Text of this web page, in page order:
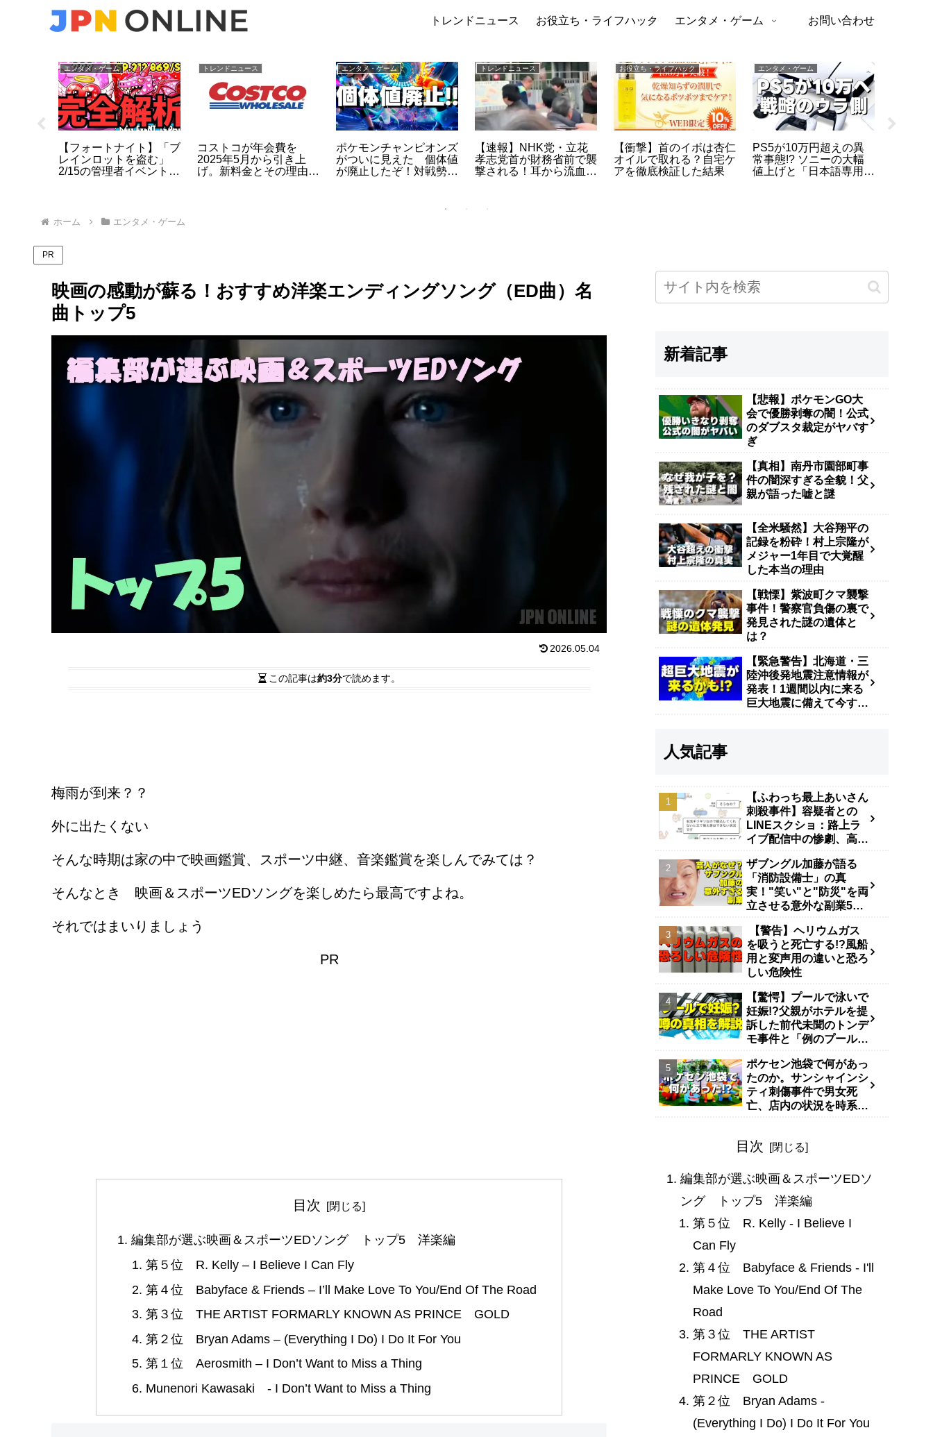
トレンドニュース お役立ち・ライフハック エンタメ・ゲーム お問い合わせ
エンタメ・ゲーム
【フォートナイト】「ブ
レインロットを盗む」
2/15の管理者イベントが
トレンドニュース
コストコが年会費を
2025年5月から引き上
げ。新料金とその理由と
エンタメ・ゲーム
ポケモンチャンピオンズ
がついに見えた 個体値
が廃止したぞ！対戦勢が
トレンドニュース
【速報】NHK党・立花
孝志党首が財務省前で襲
撃される！耳から流血も
危機
お役立ち・ライフハック
【衝撃】首のイボは杏仁
オイルで取れる？自宅ケ
アを徹底検証した結果
エンタメ・ゲーム
PS5が10万円超えの異
常事態!? ソニーの大幅
値上げと「日本語専用モ
ホーム エンタメ・ゲーム
PR
映画の感動が蘇る！おすすめ洋楽エンディングソング（ED曲）名
曲トップ5
2026.05.04
この記事は約3分で読めます。
梅雨が到来？？
外に出たくない
そんな時期は家の中で映画鑑賞、スポーツ中継、音楽鑑賞を楽しんでみては？
そんなとき 映画＆スポーツEDソングを楽しめたら最高ですよね。
それではまいりましょう
PR
目次
編集部が選ぶ映画＆スポーツEDソング トップ5 洋楽編
第５位 R. Kelly – I Believe I Can Fly
第４位 Babyface & Friends – I’ll Make Love To You/End Of The Road
第３位 THE ARTIST FORMARLY KNOWN AS PRINCE GOLD
第２位 Bryan Adams – (Everything I Do) I Do It For You
第１位 Aerosmith – I Don’t Want to Miss a Thing
Munenori Kawasaki - I Don’t Want to Miss a Thing
新着記事
【悲報】ポケモンGO大
会で優勝剥奪の闇！公式
のダブスタ裁定がヤバす
ぎ
【真相】南丹市園部町事
件の闇深すぎる全貌！父
親が語った嘘と謎
【全米騒然】大谷翔平の
記録を粉砕！村上宗隆が
メジャー1年目で大覚醒
した本当の理由
【戦慄】紫波町クマ襲撃
事件！警察官負傷の裏で
発見された謎の遺体と
は？
【緊急警告】北海道・三
陸沖後発地震注意情報が
発表！1週間以内に来る
巨大地震に備えて今すぐ
人気記事
【ふわっち最上あいさん
刺殺事件】容疑者との
LINEスクショ：路上ラ
イブ配信中の惨劇、高田
ザブングル加藤が語る
「消防設備士」の真
実！"笑い"と"防災"を両
立させる意外な副業5年
【警告】ヘリウムガス
を吸うと死亡する!?風船
用と変声用の違いと恐ろ
しい危険性
【驚愕】プールで泳いで
妊娠!?父親がホテルを提
訴した前代未聞のトンデ
モ事件と「例のプール」
ポケセン池袋で何があっ
たのか。サンシャインシ
ティ刺傷事件で男女死
亡、店内の状況を時系列
目次
編集部が選ぶ映画＆スポーツEDソ
ング トップ5 洋楽編
第５位 R. Kelly - I Believe I
Can Fly
第４位 Babyface & Friends - I'll
Make Love To You/End Of The
Road
第３位 THE ARTIST
FORMARLY KNOWN AS
PRINCE GOLD
第２位 Bryan Adams -
(Everything I Do) I Do It For You